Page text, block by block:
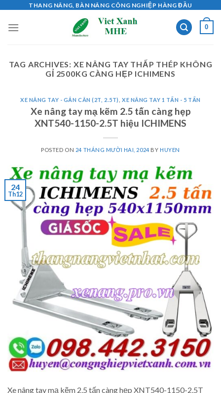
content
THANG NÂNG, BÀN NÂNG CÔNG NGHIỆP HÀNG ĐẦU
0
TAG ARCHIVES: XE NÂNG TAY THẤP THÉP KHÔNG
GỈ 2500KG CÀNG HẸP ICHIMENS
XE NÂNG TAY - GẮN CÂN (2T, 2.5T) ,XE NÂNG TAY 1 TẤN - 5 TẤN
Xe nâng tay mạ kẽm 2.5 tấn càng hẹp
XNT540-1150-2.5T hiệu ICHIMENS
POSTED ON 24 THÁNG MƯỜI HAI, 2024 BY HUYEN
24
Th12
Xe nâng tay mạ kẽm 2.5 tấn càng hẹp XNT540-1150-2.5T